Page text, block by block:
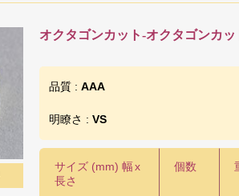
オクタゴンカット-オクタゴンカッ
品質 : AAA
明瞭さ : VS
サイズ (mm) 幅x
長さ
個数